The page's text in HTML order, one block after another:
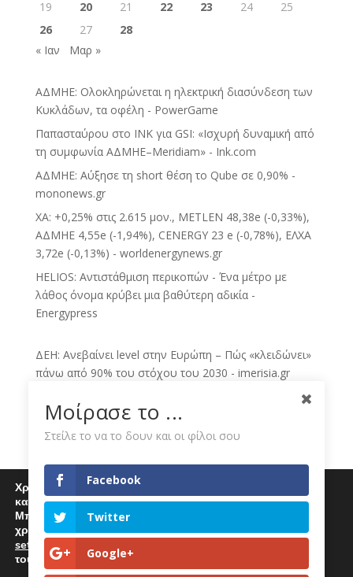
19
20 21 22 23 24
25
26
27
28
« Ιαν
Μαρ »
ΑΔΜΗΕ: Ολοκληρώνεται η ηλεκτρική διασύνδεση των
Κυκλάδων, τα οφέλη - PowerGame
Παπασταύρου στο INK για GSI: «Ισχυρή δυναμική από
τη συμφωνία ΑΔΜΗΕ–Meridiam» - Ink.com
ΑΔΜΗΕ: Αύξησε τη short θέση το Qube σε 0,90% -
mononews.gr
ΧΑ: +0,25% στις 2.615 μον., METLEN 48,38e (-0,33%),
ΑΔΜΗΕ 4,55e (-1,94%), CENERGY 23 e (-0,78%), ΕΛΧΑ
3,72e (-0,13%) - worldenergynews.gr
HELIOS: Αντιστάθμιση περικοπών - Ένα μέτρο με
λάθος όνομα κρύβει μια βαθύτερη αδικία -
Energypress
ΔΕΗ: Ανεβαίνει level στην Ευρώπη – Πώς «κλειδώνει»
πάνω από 90% του στόχου του 2030 - imerisia.gr
ΔΕΗ: Πατάει γκάζι στις ΑΠΕ, έχει «κλειδώσει» το 81%
του στόχου για το 2030 - BusinessDaily
Τιμολόγια ρεύματος Αυγούστου: Οι χρεώσεις της ΔΕΗ
ΔΕΗ: Αμετάβλητες οι τιμές του πράσινου τιμολογίου
ρεύματος για τον Αύγουστο - CNN.gr
Νέα στρατηγική κίνηση της ΔΕΗ με εξαγορές
θυγατρικών στην Πολωνία και Ουγγαρία -
sofokleous10.gr
Χρησιμοποιούμε cookies για να σας προσφέρουμε μία
καλύτερη εμπειρία περιήγησης στον ιστότοπό μας.
Μπορείτε να μάθετε περισσότερα για τα cookies που
χρησιμοποιούμε
settings.
Επιλέγοντας "Αποδοχή" αποδέχεστε την χρήση
τους.
Μοίρασε το ...
Στείλε το να το δουν και οι φίλοι σου
Facebook
Twitter
Google+